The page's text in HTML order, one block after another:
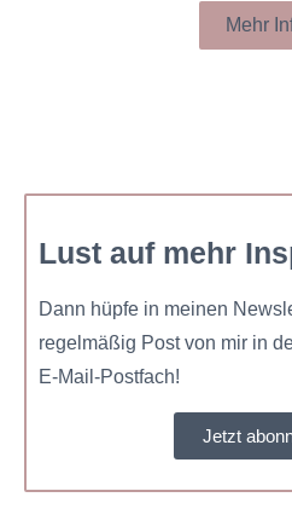
Mehr
Lust auf mehr
Dann hüpfe in meinen
regelmäßig Post von mir in
E-Mail-Postfach!
Jetzt